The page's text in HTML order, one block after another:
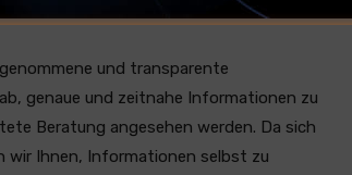
und transparente
genaue und zeitnahe Informationen zu
Beratung angesehen werden. Da sich
wir Ihnen, Informationen selbst zu